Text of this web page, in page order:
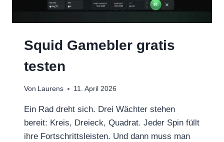
Squid Gamebler gratis
testen
Von Laurens 11. April 2026
Ein Rad dreht sich. Drei Wächter stehen
bereit: Kreis, Dreieck, Quadrat. Jeder Spin füllt
ihre Fortschrittsleisten. Und dann muss man